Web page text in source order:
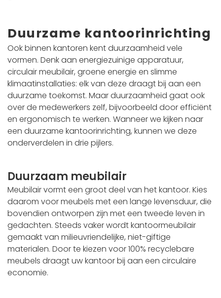
Duurzame kantoorinrichting
Ook binnen kantoren kent duurzaamheid vele
vormen. Denk aan energiezuinige apparatuur,
circulair meubilair, groene energie en slimme
klimaatinstallaties: elk van deze draagt bij aan een
duurzame toekomst. Maar duurzaamheid gaat ook
over de medewerkers zelf, bijvoorbeeld door efficiënt
en ergonomisch te werken. Wanneer we kijken naar
een duurzame kantoorinrichting, kunnen we deze
onderverdelen in drie pijlers.
Duurzaam meubilair
Meubilair vormt een groot deel van het kantoor. Kies
daarom voor meubels met een lange levensduur, die
bovendien ontworpen zijn met een tweede leven in
gedachten. Steeds vaker wordt kantoormeubilair
gemaakt van milieuvriendelijke, niet-giftige
materialen. Door te kiezen voor 100% recyclebare
meubels draagt uw kantoor bij aan een circulaire
economie.